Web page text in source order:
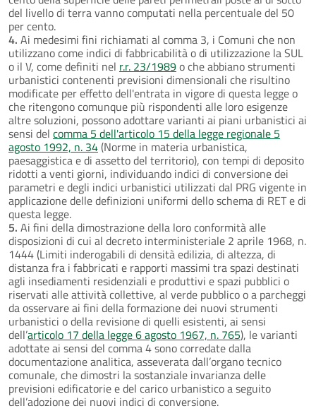
del livello di terra vanno computati nella percentuale del 50
per cento.
4. Ai medesimi fini richiamati al comma 3, i Comuni che non
utilizzano come indici di fabbricabilità o di utilizzazione la SUL
o il V, come definiti nel r.r. 23/1989o che abbiano strumenti
urbanistici contenenti previsioni dimensionali che risultino
modificate per effetto dell'entrata in vigore di questa legge o
che ritengono comunque più rispondenti alle loro esigenze
altre soluzioni, possono adottare varianti ai piani urbanistici ai
sensi del comma 5 dell'articolo 15 della legge regionale 5
agosto 1992, n. 34(Norme in materia urbanistica,
paesaggistica e di assetto del territorio), con tempi di deposito
ridotti a venti giorni, individuando indici di conversione dei
parametri e degli indici urbanistici utilizzati dal PRG vigente in
applicazione delle definizioni uniformi dello schema di RET e di
questa legge.
5. Ai fini della dimostrazione della loro conformità alle
disposizioni di cui al decreto interministeriale 2 aprile 1968, n.
1444 (Limiti inderogabili di densità edilizia, di altezza, di
distanza fra i fabbricati e rapporti massimi tra spazi destinati
agli insediamenti residenziali e produttivi e spazi pubblici o
riservati alle attività collettive, al verde pubblico o a parcheggi
da osservare ai fini della formazione dei nuovi strumenti
urbanistici o della revisione di quelli esistenti, ai sensi
dell’articolo 17 della legge 6 agosto 1967, n. 765), le varianti
adottate ai sensi del comma 4 sono corredate dalla
documentazione analitica, asseverata dall’organo tecnico
comunale, che dimostri la sostanziale invarianza delle
previsioni edificatorie e del carico urbanistico a seguito
dell’adozione dei nuovi indici di conversione.